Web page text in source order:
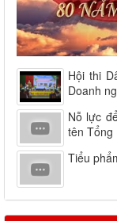
Hội thi
Doanh
Nỗ lực
tên Tổng
Tiểu